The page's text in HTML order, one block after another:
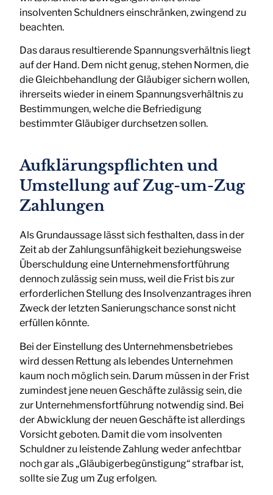
insolventen Schuldners einschränken, zwingend zu
beachten.
Das daraus resultierende Spannungsverhältnis liegt
auf der Hand. Dem nicht genug, stehen Normen, die
die Gleichbehandlung der Gläubiger sichern wollen,
ihrerseits wieder in einem Spannungsverhältnis zu
Bestimmungen, welche die Befriedigung
bestimmter Gläubiger durchsetzen sollen.
Aufklärungspflichten und
Umstellung auf Zug-um-Zug
Zahlungen
Als Grundaussage lässt sich festhalten, dass in der
Zeit ab der Zahlungsunfähigkeit beziehungsweise
Überschuldung eine Unternehmensfortführung
dennoch zulässig sein muss, weil die Frist bis zur
erforderlichen Stellung des Insolvenzantrages ihren
Zweck der letzten Sanierungschance sonst nicht
erfüllen könnte.
Bei der Einstellung des Unternehmensbetriebes
wird dessen Rettung als lebendes Unternehmen
kaum noch möglich sein. Darum müssen in der Frist
zumindest jene neuen Geschäfte zulässig sein, die
zur Unternehmensfortführung notwendig sind. Bei
der Abwicklung der neuen Geschäfte ist allerdings
Vorsicht geboten. Damit die vom insolventen
Schuldner zu leistende Zahlung weder anfechtbar
noch gar als „Gläubigerbegünstigung“ strafbar ist,
sollte sie Zug um Zug erfolgen.